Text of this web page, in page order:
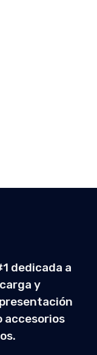
dedicada a
y
accesorios